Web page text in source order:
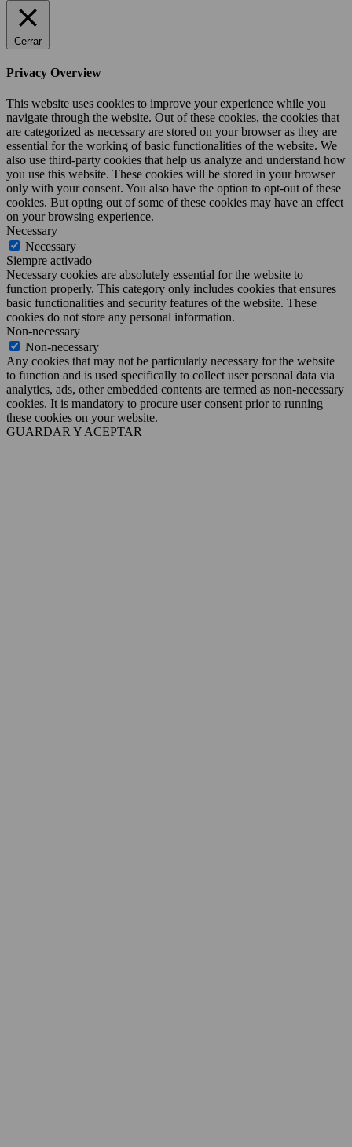
Cerrar
Privacy Overview
This website uses cookies to improve your experience while you
navigate through the website. Out of these cookies, the cookies that
are categorized as necessary are stored on your browser as they are
essential for the working of basic functionalities of the website. We
also use third-party cookies that help us analyze and understand how
you use this website. These cookies will be stored in your browser
only with your consent. You also have the option to opt-out of these
cookies. But opting out of some of these cookies may have an effect
on your browsing experience.
Necessary
Necessary
Siempre activado
Necessary cookies are absolutely essential for the website to
function properly. This category only includes cookies that ensures
basic functionalities and security features of the website. These
cookies do not store any personal information.
Non-necessary
Non-necessary
Any cookies that may not be particularly necessary for the website
to function and is used specifically to collect user personal data via
analytics, ads, other embedded contents are termed as non-necessary
cookies. It is mandatory to procure user consent prior to running
these cookies on your website.
GUARDAR Y ACEPTAR